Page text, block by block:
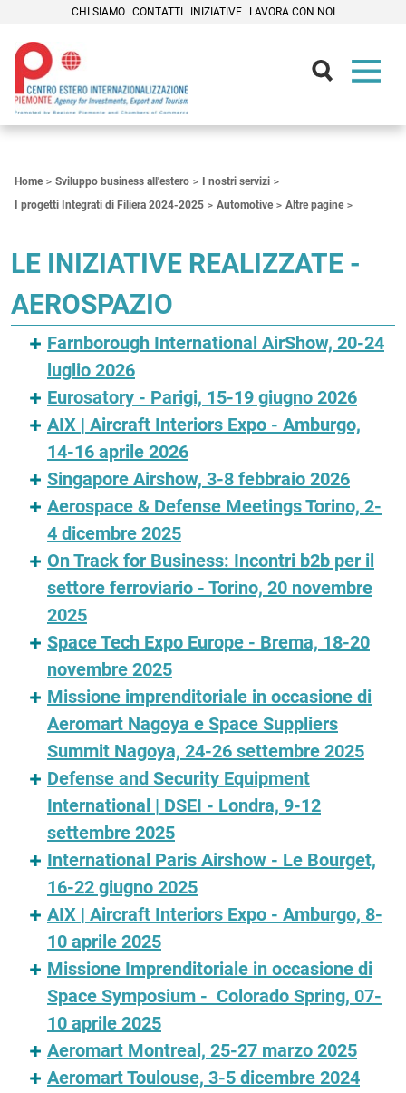
CHI SIAMO CONTATTI INIZIATIVE LAVORA CON NOI
Home Sviluppo business all'estero
I nostri servizi
I progetti Integrati di Filiera 2024-2025
Automotive Altre pagine
LE INIZIATIVE REALIZZATE -
AEROSPAZIO
Farnborough International AirShow, 20-24
luglio 2026
Eurosatory - Parigi, 15-19 giugno 2026
AIX | Aircraft Interiors Expo - Amburgo,
14-16 aprile 2026
Singapore Airshow, 3-8 febbraio 2026
Aerospace & Defense Meetings Torino, 2-
4 dicembre 2025
On Track for Business: Incontri b2b per il
settore ferroviario - Torino, 20 novembre
2025
Space Tech Expo Europe - Brema, 18-20
novembre 2025
Missione imprenditoriale in occasione di
Aeromart Nagoya e Space Suppliers
Summit Nagoya, 24-26 settembre 2025
Defense and Security Equipment
International | DSEI - Londra, 9-12
settembre 2025
International Paris Airshow - Le Bourget,
16-22 giugno 2025
AIX | Aircraft Interiors Expo - Amburgo, 8-
10 aprile 2025
Missione Imprenditoriale in occasione di
Space Symposium - Colorado Spring, 07-
10 aprile 2025
Aeromart Montreal, 25-27 marzo 2025
Aeromart Toulouse, 3-5 dicembre 2024